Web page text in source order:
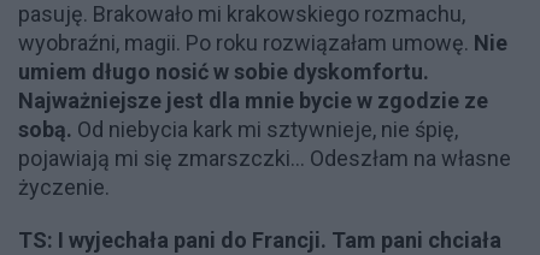
pasuję. Brakowało mi krakowskiego rozmachu,
wyobraźni, magii. Po roku rozwiązałam umowę. Nie
umiem długo nosić w sobie dyskomfortu.
Najważniejsze jest dla mnie bycie w zgodzie ze
sobą. Od niebycia kark mi sztywnieje, nie śpię,
pojawiają mi się zmarszczki... Odeszłam na własne
życzenie.
TS: I wyjechała pani do Francji. Tam pani chciała